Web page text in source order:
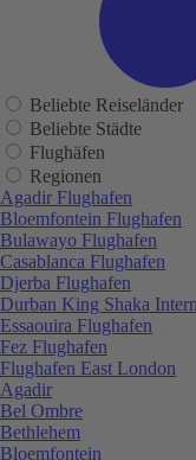
Beliebte Reiseländer
Beliebte Städte
Flughäfen
Regionen
Agadir Flughafen
Bloemfontein Flughafen
Bulawayo Flughafen
Casablanca Flughafen
Djerba Flughafen
Durban King Shaka
Essaouira Flughafen
Fez Flughafen
Flughafen East London
Agadir
Bel Ombre
Bethlehem
Bloemfontein